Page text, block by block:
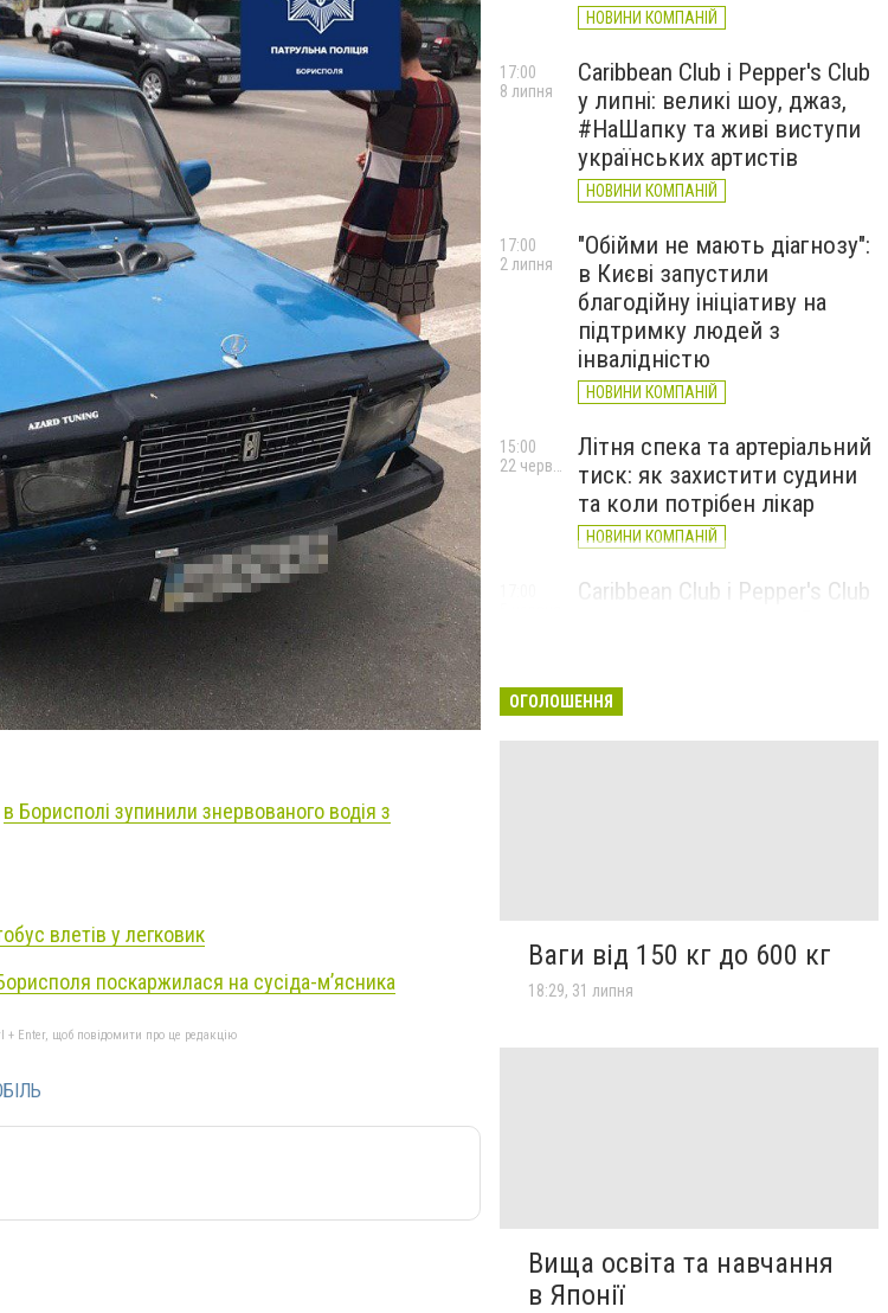
в Борисполі зупинили знервованого водія з
влетів у легковик
поскаржилася на сусіда-м’ясника
+ Enter, щоб повідомити про це редакцію
НОВИНИ КОМПАНІЙ
Caribbean Club і Pepper's Club
у липні: великі шоу, джаз,
#НаШапку та живі виступи
українських артистів
НОВИНИ КОМПАНІЙ
17:00
8 липня
"Обійми не мають діагнозу":
в Києві запустили
благодійну ініціативу на
підтримку людей з
інвалідністю
НОВИНИ КОМПАНІЙ
17:00
2 липня
Літня спека та артеріальний
тиск: як захистити судини
та коли потрібен лікар
НОВИНИ КОМПАНІЙ
15:00
Caribbean Club і Pepper's Club
НОВИНИ КОМПАНІЙ
ОГОЛОШЕННЯ
Ваги від 150 кг до 600 кг
18:29, 31 липня
Вища освіта та навчання
в Японії